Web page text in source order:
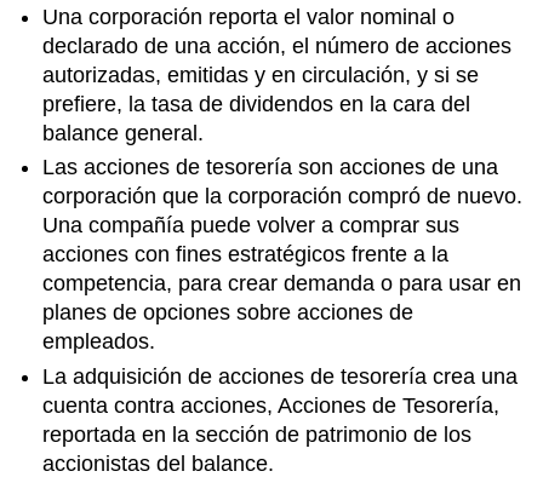
Una corporación reporta el valor nominal o
declarado de una acción, el número de acciones
autorizadas, emitidas y en circulación, y si se
prefiere, la tasa de dividendos en la cara del
balance general.
Las acciones de tesorería son acciones de una
corporación que la corporación compró de nuevo.
Una compañía puede volver a comprar sus
acciones con fines estratégicos frente a la
competencia, para crear demanda o para usar en
planes de opciones sobre acciones de
empleados.
La adquisición de acciones de tesorería crea una
cuenta contra acciones, Acciones de Tesorería,
reportada en la sección de patrimonio de los
accionistas del balance.